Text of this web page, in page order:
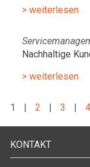
> weiterlesen
Nachhaltige
> weiterlesen
1 | 2 | 3 | 4
KONTAKT